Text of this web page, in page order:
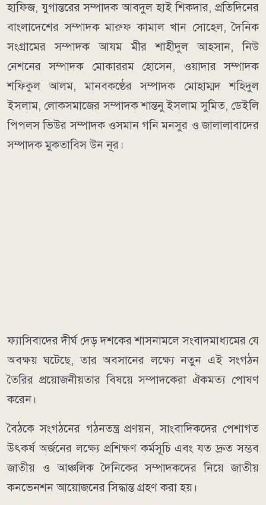
হাফিজ, যুগান্তরের সম্পাদক আবদুল হাই শিকদার, প্রতিদিনের
বাংলাদেশের সম্পাদক মারুফ কামাল খান সোহেল, দৈনিক
সংগ্রামের সম্পাদক আযম মীর শাহীদুল আহসান, নিউ
নেশনের সম্পাদক মোকাররম হোসেন, ওয়াদার সম্পাদক
শফিকুল আলম, মানবকণ্ঠের সম্পাদক মোহাম্মদ শহিদুল
ইসলাম, লোকসমাজের সম্পাদক শান্তনু ইসলাম সুমিত, ডেইলি
পিপলস ভিউর সম্পাদক ওসমান গনি মনসুর ও জালালাবাদের
সম্পাদক মুকতাবিস উন নূর।
ফ্যাসিবাদের দীর্ঘ দেড় দশকের শাসনামলে সংবাদমাধ্যমের যে
অবক্ষয় ঘটেছে, তার অবসানের লক্ষ্যে নতুন এই সংগঠন
তৈরির প্রয়োজনীয়তার বিষয়ে সম্পাদকেরা ঐকমত্য পোষণ
করেন।
বৈঠকে সংগঠনের গঠনতন্ত্র প্রণয়ন, সাংবাদিকদের পেশাগত
উৎকর্ষ অর্জনের লক্ষ্যে প্রশিক্ষণ কর্মসূচি এবং যত দ্রুত সম্ভব
জাতীয় ও আঞ্চলিক দৈনিকের সম্পাদকদের নিয়ে জাতীয়
কনভেনশন আয়োজনের সিদ্ধান্ত গ্রহণ করা হয়।